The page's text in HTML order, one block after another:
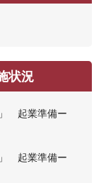
状況
起業準備ー
起業準備ー